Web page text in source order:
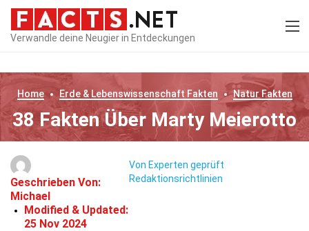
Verwandle deine Neugier in Entdeckungen
Home Erde & Lebenswissenschaft Fakten Natur Fakten
38 Fakten Über Marty Meierotto
Geschrieben Von:
Michael
Modified & Updated:
25 Nov 2024
Von Experten geprüft
Redaktionsrichtlinien